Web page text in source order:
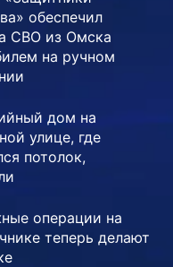
обеспечил
СВО из Омска
на ручном
дом на
улице, где
потолок,
операции на
теперь делают